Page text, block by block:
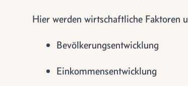
Hier werden wirtschaftliche Faktoren
Bevölkerungsentwicklung
Einkommensentwicklung